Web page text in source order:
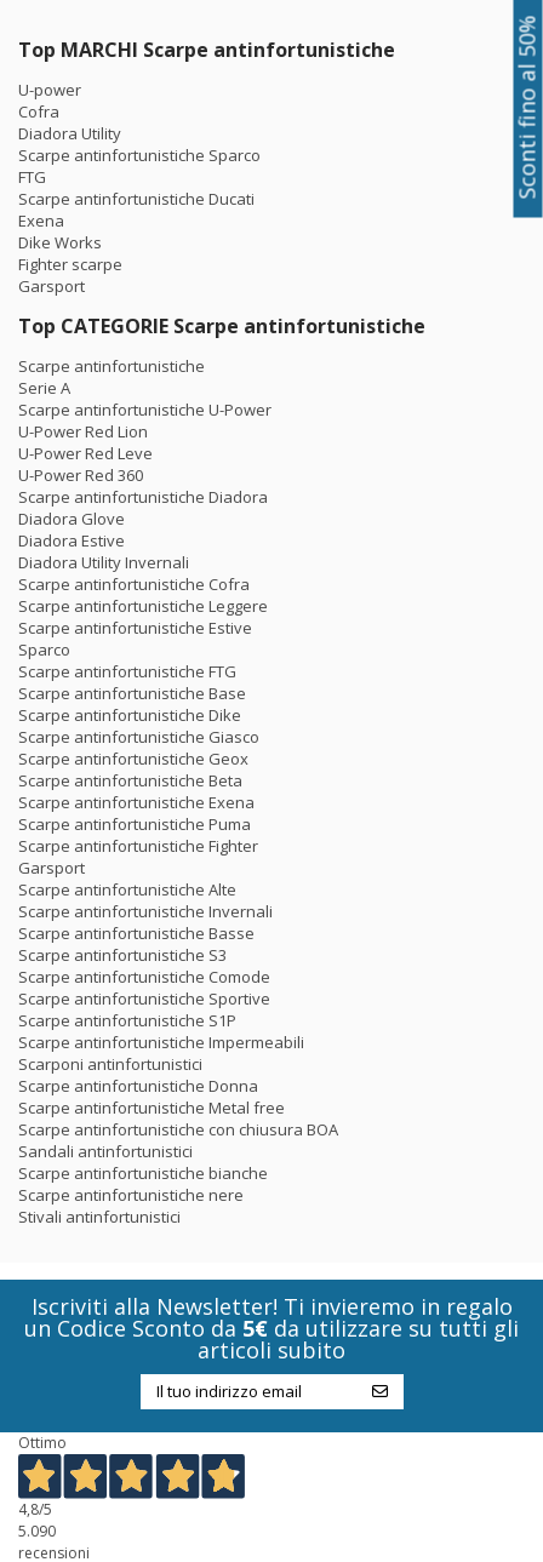
Top MARCHI Scarpe antinfortunistiche
U-power
Cofra
Diadora Utility
Scarpe antinfortunistiche Sparco
FTG
Scarpe antinfortunistiche Ducati
Exena
Dike Works
Fighter scarpe
Garsport
Top CATEGORIE Scarpe antinfortunistiche
Scarpe antinfortunistiche
Serie A
Scarpe antinfortunistiche U-Power
U-Power Red Lion
U-Power Red Leve
U-Power Red 360
Scarpe antinfortunistiche Diadora
Diadora Glove
Diadora Estive
Diadora Utility Invernali
Scarpe antinfortunistiche Cofra
Scarpe antinfortunistiche Leggere
Scarpe antinfortunistiche Estive
Sparco
Scarpe antinfortunistiche FTG
Scarpe antinfortunistiche Base
Scarpe antinfortunistiche Dike
Scarpe antinfortunistiche Giasco
Scarpe antinfortunistiche Geox
Scarpe antinfortunistiche Beta
Scarpe antinfortunistiche Exena
Scarpe antinfortunistiche Puma
Scarpe antinfortunistiche Fighter
Garsport
Scarpe antinfortunistiche Alte
Scarpe antinfortunistiche Invernali
Scarpe antinfortunistiche Basse
Scarpe antinfortunistiche S3
Scarpe antinfortunistiche Comode
Scarpe antinfortunistiche Sportive
Scarpe antinfortunistiche S1P
Scarpe antinfortunistiche Impermeabili
Scarponi antinfortunistici
Scarpe antinfortunistiche Donna
Scarpe antinfortunistiche Metal free
Scarpe antinfortunistiche con chiusura BOA
Sandali antinfortunistici
Scarpe antinfortunistiche bianche
Scarpe antinfortunistiche nere
Stivali antinfortunistici
Iscriviti alla Newsletter! Ti invieremo in regalo
un Codice Sconto da 5€ da utilizzare su tutti gli
articoli subito
Ottimo
4,8/5
5.090
recensioni
Sconti fino al 50%